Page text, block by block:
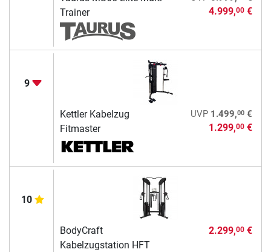
Trainer
4.999,00€
9
Kettler Kabelzug
Fitmaster
UVP 1.499,00€
1.299,00€
10
BodyCraft
Kabelzugstation HFT
2.299,00€